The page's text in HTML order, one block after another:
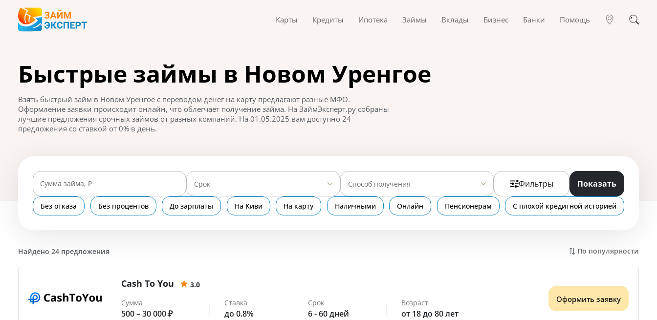
Карты Кредиты Ипотека Займы Вклады Бизнес Банки Помощь
Быстрые займы в Новом Уренгое
Взять быстрый займ в Новом Уренгое с переводом денег на карту предлагают разные МФО.
Оформление заявки происходит онлайн, что облегчает получение займа. На ЗаймЭксперт.ру собраны
лучшие предложения срочных займов от разных компаний. На 01.05.2025 вам доступно 24
предложения со ставкой от 0% в день.
Сумма займа, ₽ Срок Способ получения Фильтры Показать
Без отказа Без процентов До зарплаты На Киви На карту Наличными Онлайн Пенсионерам С плохой кредитной историей
Найдено 24 предложения По популярности
Cash To You
3.0
Сумма
500 – 30 000 ₽
Ставка
до 0.8%
Срок
6 - 60 дней
Возраст
от 18 до 80 лет
Оформить заявку